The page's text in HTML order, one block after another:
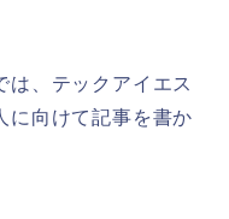
は、テックアイエス
に向けて記事を書か